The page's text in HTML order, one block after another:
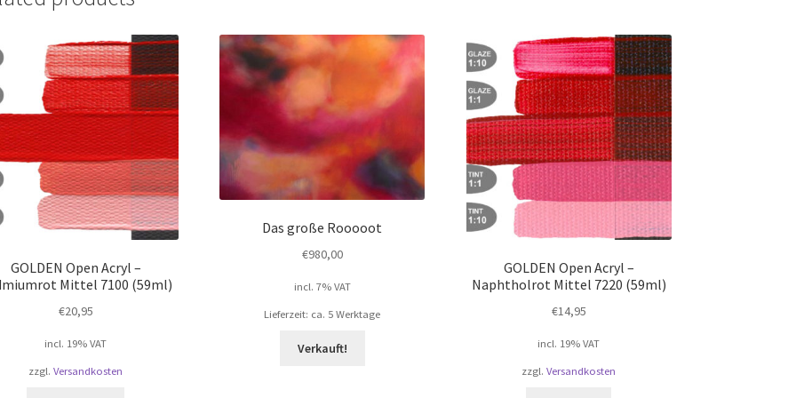
GOLDEN Open Acryl –
Mittel 7100 (59ml)
€20,95
incl. 19% VAT
zzgl.Versandkosten
Das große Rooooot
€980,00
incl. 7% VAT
Lieferzeit: ca. 5 Werktage
Verkauft!
GOLDEN Open Acryl –
Naphtholrot Mittel 7220 (59ml)
€14,95
incl. 19% VAT
zzgl.Versandkosten